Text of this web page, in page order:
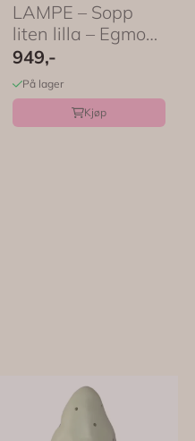
LAMPE – Sopp
liten lilla – Egmont
Toys
949,-
På lager
Kjøp